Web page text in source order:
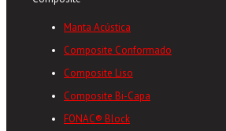
Manta Acústica
Composite Conformado
Composite Liso
Composite Bi-Capa
FONAC® Block